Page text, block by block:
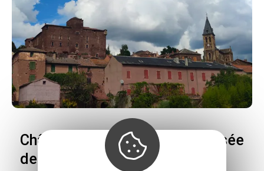
Château de Saint-Izaire et Musée
de l'Archerie